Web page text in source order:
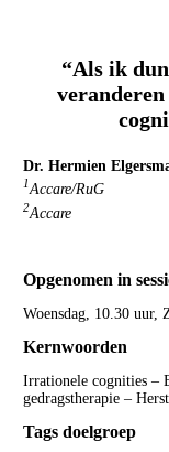
“Als ik
Dr. Hermien
1Accare/RuG
2Accare
Opgenomen in
Woensdag, 10.30 uur,
Kernwoorden
Irrationele cognities –
gedragstherapie –
Tags doelgroep